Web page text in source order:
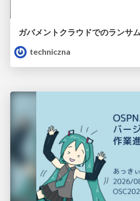
ガバメントクラウドでのランサ
techniczna